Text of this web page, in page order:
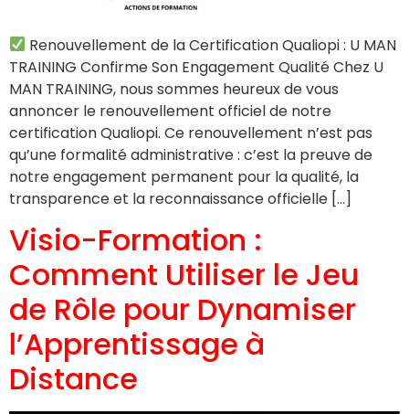
Renouvellement de la Certification Qualiopi : U MAN
TRAINING Confirme Son Engagement Qualité Chez U
MAN TRAINING, nous sommes heureux de vous
annoncer le renouvellement officiel de notre
certification Qualiopi. Ce renouvellement n’est pas
qu’une formalité administrative : c’est la preuve de
notre engagement permanent pour la qualité, la
transparence et la reconnaissance officielle […]
Visio-Formation :
Comment Utiliser le Jeu
de Rôle pour Dynamiser
l’Apprentissage à
Distance